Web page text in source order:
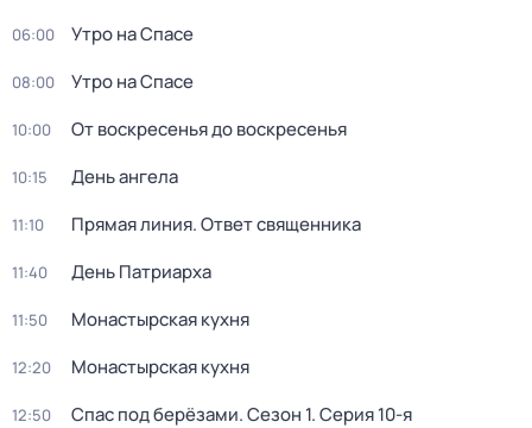
06:00 Утро на Спасе
08:00 Утро на Спасе
10:00 От воскресенья до воскресенья
10:15 День ангела
11:10 Прямая линия. Ответ священника
11:40 Дeнь Патриаpха
11:50 Монастырская кухня
12:20 Монастырская кухня
12:50 Спас под берёзами. Сезон 1. Серия 10-я